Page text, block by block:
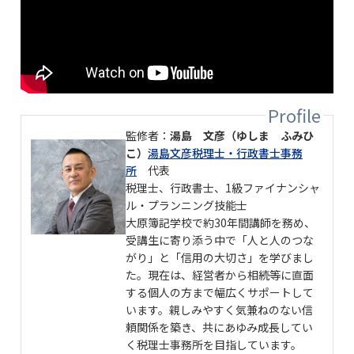
監修者： 湯島 文彦（ゆしま ふみひ
こ） 湯島文彦税理士・行政書士事務
所 代表
税理士、行政書士、1級ファイナンシャ
ル・プランニング技能士
大原簿記学校で約30年間講師を務め、
受講生に寄り添う中で「人と人のつな
がり」と「信用の大切さ」を学びまし
た。現在は、経営者から相続等に直面
する個人の方まで幅広くサポートして
います。親しみやすく気兼ねのない信
頼関係を築き、共にあゆみ成長してい
く税理士事務所を目指しています。